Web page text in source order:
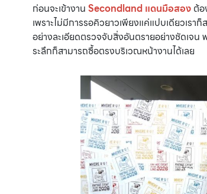
ก่อนจะเข้างาน Secondland แดนมือสอง ต้อ
เพราะไม่มีการรอคิวยาวเพียงแค่แปบเดียวเรา
อย่างละเอียดตรวจจับสิ่งอันตรายอย่างชัดเจ
ระลึกก็สามารถซื้อตรงบริเวณหน้างานได้เลย